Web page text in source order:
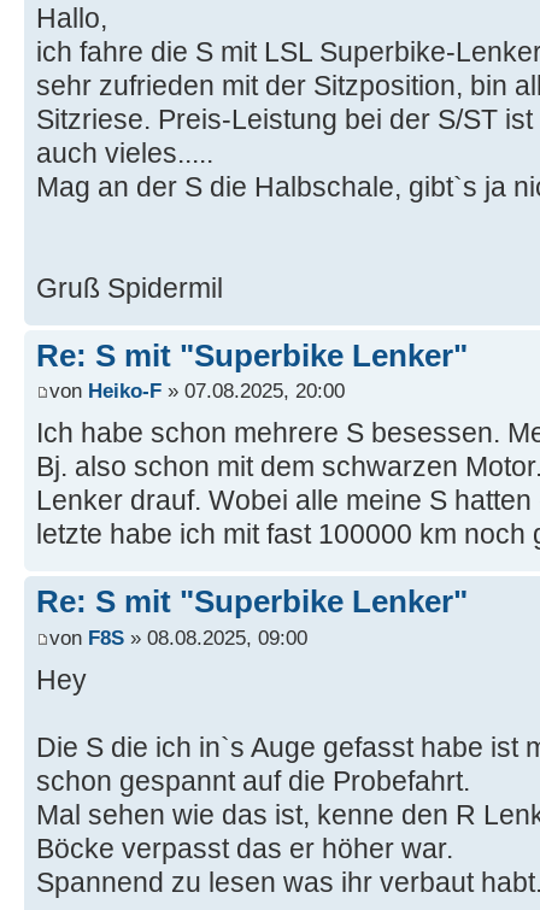
Hallo,
ich fahre die S mit LSL Superbike-
sehr zufrieden mit der Sitzposition, bin
Sitzriese. Preis-Leistung bei der S/ST
auch vieles.....
Mag an der S die Halbschale, gibt`s ja
Gruß Spidermil
Re: S mit "Superbike Lenker"
von Heiko-F » 07.08.2025, 20:00
Ich habe schon mehrere S besessen.
Bj. also schon mit dem schwarzen
Lenker drauf. Wobei alle meine S
letzte habe ich mit fast 100000 km noch
Re: S mit "Superbike Lenker"
von F8S » 08.08.2025, 09:00
Hey
Die S die ich in`s Auge gefasst habe ist
schon gespannt auf die Probefahrt.
Mal sehen wie das ist, kenne den R
Böcke verpasst das er höher war.
Spannend zu lesen was ihr verbaut